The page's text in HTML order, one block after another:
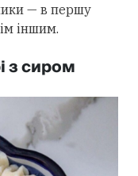
— в першу
іншим.
з сиром